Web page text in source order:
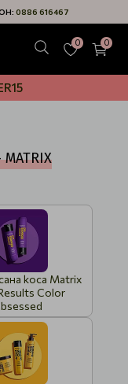
0886 616467
0 0
коса Matrix
Color